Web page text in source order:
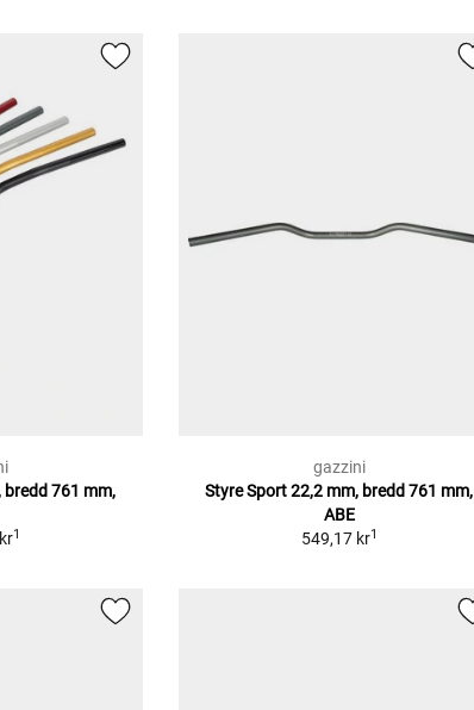
bredd 761 mm,
1
gazzini
Styre Sport 22,2 mm, bredd 761 mm,
ABE
549,17 kr1